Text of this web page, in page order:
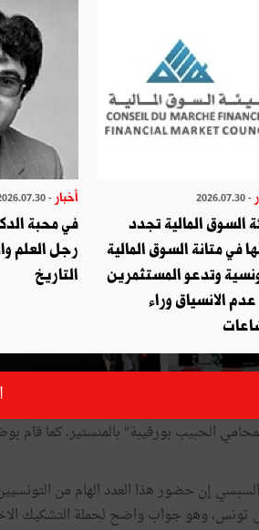
عشرة لرحيل الزعيم الحبيب بورقيبة،
الحبيب بورقيبة" بالمنستير. كما
إن حضور هذا العدد الهام من
تونس، وهو جواب واضح لحملة التشكيك
- 2026.07.30
السوق المالية تجدد
في متانة السوق المالية
وتدعو المستثمرين
عدم الانسياق وراء
أخبار - 2026.07.30
في محبة
رجل العلم
التاريخ